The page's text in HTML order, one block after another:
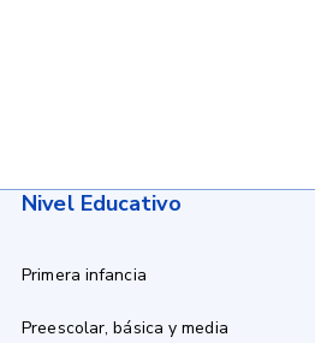
Nivel Educativo
Primera infancia
Preescolar, básica y media